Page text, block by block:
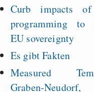
Curb impacts
programming to
EU sovereignty
Es gibt Fakten
Measured
Graben-